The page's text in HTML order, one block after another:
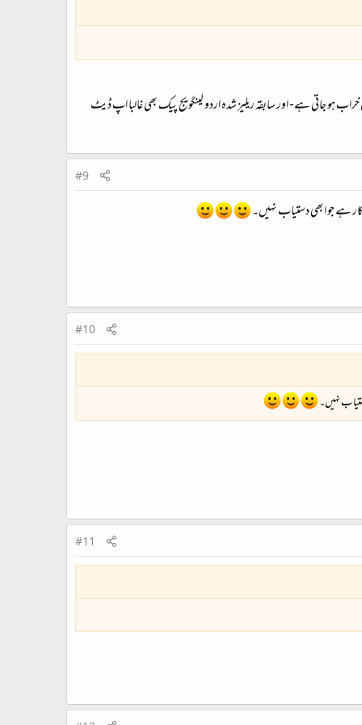
ہو جاتی ہے- اور سابقہ ریلیز شدہ اردو لینگویج پیک بھی غالبا اپ ڈیٹ
#9
ہے جو ابھی دستیاب نہیں۔
#10
نہیں۔
#11